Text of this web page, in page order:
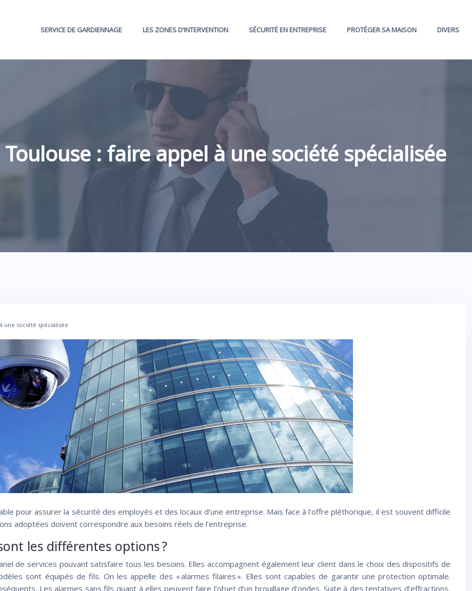
SERVICE DE GARDIENNAGE LES ZONES D’INTERVENTION SÉCURITÉ EN ENTREPRISE PROTÉGER SA MAISON DIVERS
: faire appel à une société spécialisée
une société spécialisée
pour assurer la sécurité des employés et des locaux d’une entreprise. Mais face à l’offre pléthorique, il est souvent difficile
adoptées doivent correspondre aux besoins réels de l’entreprise.
les différentes options ?
de services pouvant satisfaire tous les besoins. Elles accompagnent également leur client dans le choix des dispositifs de
sont équipés de fils. On les appelle des « alarmes filaires ». Elles sont capables de garantir une protection optimale.
Les alarmes sans fils quant à elles peuvent faire l’objet d’un brouillage d’ondes. Suite à des tentatives d’effractions,